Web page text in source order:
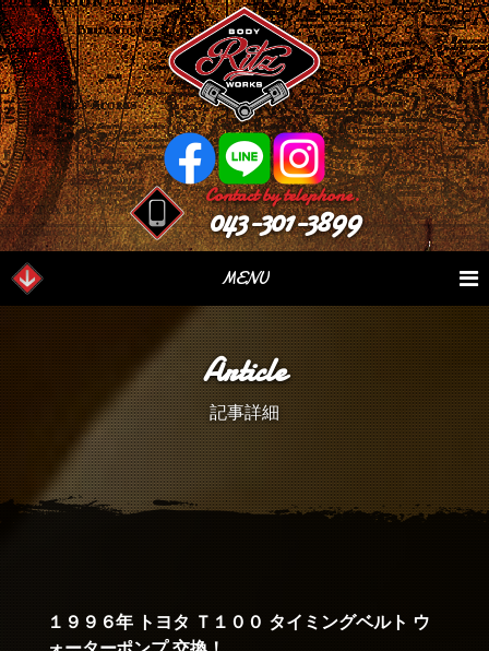
Contact by telephone.
043-301-3899
MENU
Our Serivce
業務内容 Stock List
在庫車情報
Parts Sales
パーツ情報 Case Study
作業日誌
Blog
つぶやき Factory
会社概要
Article
記事詳細
１９９６年 トヨタ Ｔ１００ タイミングベルト ウ